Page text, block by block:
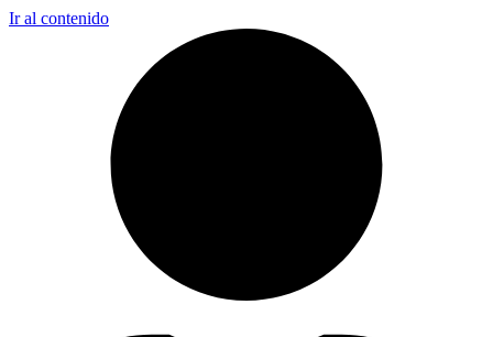
Ir al contenido